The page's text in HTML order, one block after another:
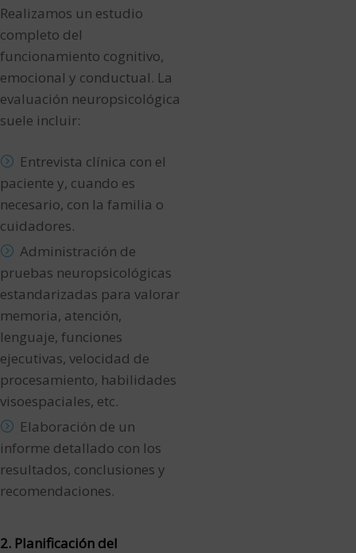
Realizamos un estudio
completo del
funcionamiento cognitivo,
emocional y conductual. La
evaluación neuropsicológica
suele incluir:
Entrevista clínica con el
paciente y, cuando es
necesario, con la familia o
cuidadores.
Administración de
pruebas neuropsicológicas
estandarizadas para valorar
memoria, atención,
lenguaje, funciones
ejecutivas, velocidad de
procesamiento, habilidades
visoespaciales, etc.
Elaboración de un
informe detallado con los
resultados, conclusiones y
recomendaciones.
2. Planificación del